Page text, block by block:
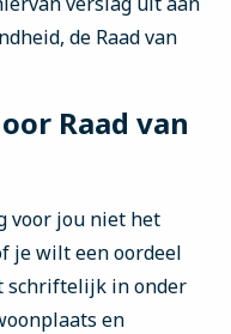
de Raad van
Raad van
voor jou niet het
je wilt een oordeel
schriftelijk in onder
en